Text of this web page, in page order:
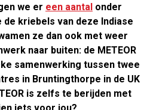
we er een aantal onder
kriebels van deze Indiase
ze dan ook met weer
naar buiten: de METEOR
samenwerking tussen twee
in Bruntingthorpe in de UK
is zelfs te berijden met
iets voor jou?